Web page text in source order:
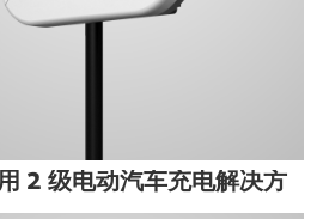
2 级电动汽车充电解决方